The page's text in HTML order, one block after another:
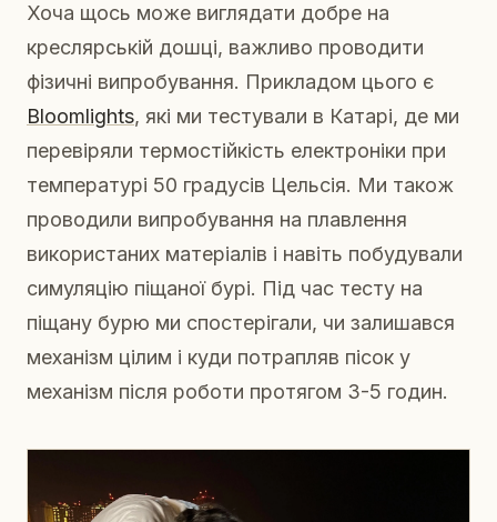
Хоча щось може виглядати добре на
креслярській дошці, важливо проводити
фізичні випробування. Прикладом цього є
Bloomlights, які ми тестували в Катарі, де ми
перевіряли термостійкість електроніки при
температурі 50 градусів Цельсія. Ми також
проводили випробування на плавлення
використаних матеріалів і навіть побудували
симуляцію піщаної бурі. Під час тесту на
піщану бурю ми спостерігали, чи залишався
механізм цілим і куди потрапляв пісок у
механізм після роботи протягом 3-5 годин.